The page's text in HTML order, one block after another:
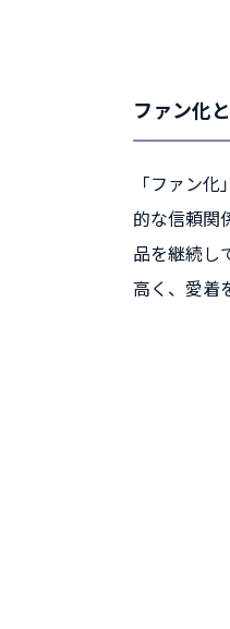
ファン化
「ファン
的な信頼関
品を継続し
高く、愛着